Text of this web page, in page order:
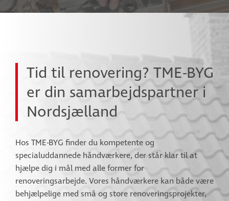
Tid til renovering? TME-BYG
er din samarbejdspartner i
Nordsjælland
Hos TME-BYG finder du kompetente og
specialuddannede håndværkere, der står klar til at
hjælpe dig i mål med alle former for
renoveringsarbejde. Vores håndværkere kan både være
behjælpelige med små og store renoveringsprojekter,